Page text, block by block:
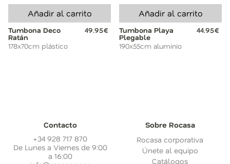
Añadir al carrito
Tumbona Deco
Ratán
49.95€
178x70cm plástico
Añadir al carrito
Tumbona Playa
Plegable
44.95€
190x55cm aluminio
Contacto
+34 928 717 870
De Lunes a Viernes de 9:00
a 16:00
Sobre Rocasa
Rocasa corporativa
Únete al equipo
Catálogos